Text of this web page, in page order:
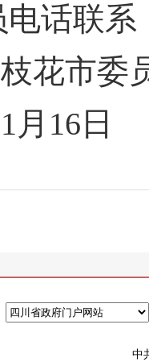
电话联
市委
16日
中